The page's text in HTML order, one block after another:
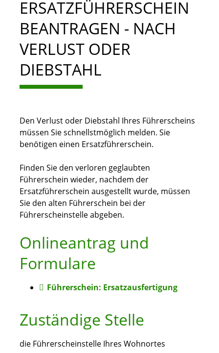
ERSATZFÜHRERSCHEIN
BEANTRAGEN - NACH
VERLUST ODER
DIEBSTAHL
Den Verlust oder Diebstahl Ihres Führerscheins
müssen Sie schnellstmöglich melden. Sie
benötigen einen Ersatzführerschein.
Finden Sie den verloren geglaubten
Führerschein wieder, nachdem der
Ersatzführerschein ausgestellt wurde, müssen
Sie den alten Führerschein bei der
Führerscheinstelle abgeben.
Onlineantrag und
Formulare
Führerschein: Ersatzausfertigung
Zuständige Stelle
die Führerscheinstelle Ihres Wohnortes